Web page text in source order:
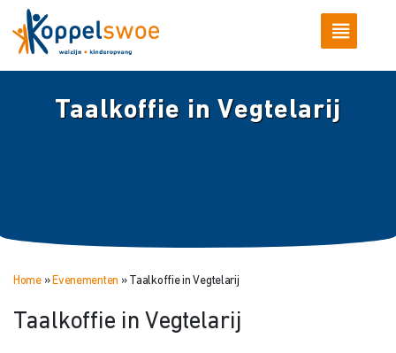
Taalkoffie in Vegtelarij
Home» Evenementen » Taalkoffie in Vegtelarij
Taalkoffie in Vegtelarij